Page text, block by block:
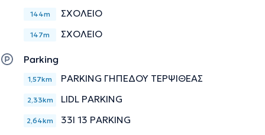
144m ΣΧΟΛΕΙΟ
147m ΣΧΟΛΕΙΟ
Parking
1,57km PARKING ΓΗΠΕΔΟΥ ΤΕΡΨΙΘΕΑΣ
2,33km LIDL PARKING
2,64km 33I 13 PARKING